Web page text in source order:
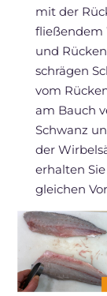
mit der
fließendem
und
schrägen
vom
am Bauch
Schwanz
der
erhalten
gleichen